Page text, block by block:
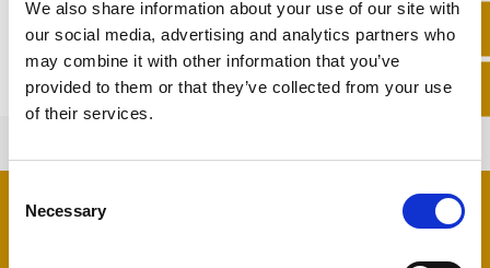
We also share information about your use of our site with
our social media, advertising and analytics partners who
may combine it with other information that you’ve
provided to them or that they’ve collected from your use
of their services.
Necessary
higiene devem ser mantidos. Todas as
indicações de cuidados a ter são relembrados
novamente pelo médico ou pela equipa, após o
procedimento.
PERGUNTAS FREQUENTES